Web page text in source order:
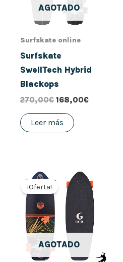
AGOTADO
Surfskate online
Surfskate
SwellTech Hybrid
Blackops
270,00€ 168,00€
Leer más
AGOTADO
¡Oferta!
precio
original
era:
280,00€.
precio
actual
es:
224,00€.